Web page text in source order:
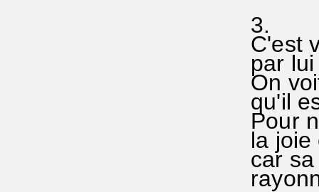
3.
C'est
par
On
qu'il
Pour
la
car